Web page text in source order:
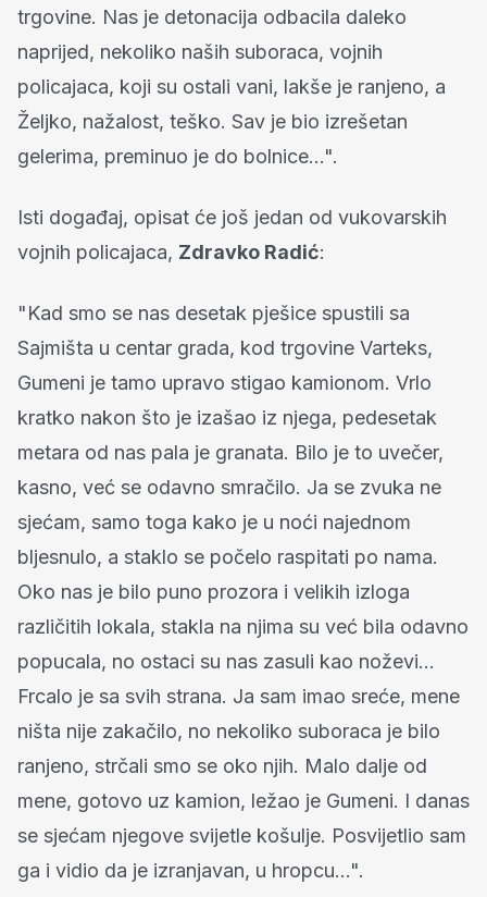
trgovine. Nas je detonacija odbacila daleko
naprijed, nekoliko naših suboraca, vojnih
policajaca, koji su ostali vani, lakše je ranjeno, a
Željko, nažalost, teško. Sav je bio izrešetan
gelerima, preminuo je do bolnice...".
Isti događaj, opisat će još jedan od vukovarskih
vojnih policajaca, Zdravko Radić:
"Kad smo se nas desetak pješice spustili sa
Sajmišta u centar grada, kod trgovine Varteks,
Gumeni je tamo upravo stigao kamionom. Vrlo
kratko nakon što je izašao iz njega, pedesetak
metara od nas pala je granata. Bilo je to uvečer,
kasno, već se odavno smračilo. Ja se zvuka ne
sjećam, samo toga kako je u noći najednom
bljesnulo, a staklo se počelo raspitati po nama.
Oko nas je bilo puno prozora i velikih izloga
različitih lokala, stakla na njima su već bila odavno
popucala, no ostaci su nas zasuli kao noževi...
Frcalo je sa svih strana. Ja sam imao sreće, mene
ništa nije zakačilo, no nekoliko suboraca je bilo
ranjeno, strčali smo se oko njih. Malo dalje od
mene, gotovo uz kamion, ležao je Gumeni. I danas
se sjećam njegove svijetle košulje. Posvijetlio sam
ga i vidio da je izranjavan, u hropcu...".